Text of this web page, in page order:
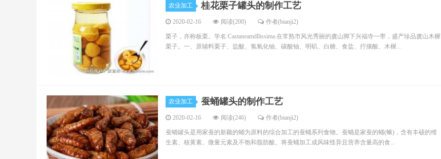
农业加工 桂花栗子罐头的制作工艺
2020-02-16 阅读(200) 作者(bianji2)
栗子，亦称板栗。学名:Castaneamdllissima.在常熟市风光秀丽的虞山脚下兴福寺一带，盛产珍品虞山木樨
栗子。一、原辅料栗子、盐酸、氢氧化铀、碳酸铀、明矶、白糖、食盐、拧攘酸、木樨...
农业加工 蚕蛹罐头的制作工艺
2020-02-16 阅读(246) 作者(bianji2)
蚕蛹罐头是用家蚕的新颖的蛹为原料的综合加工的蚕蛹系列食物。蚕蛹是家蚕的蛹(蛾)，含有丰硕的维
生素、核黄素、微量元素及不饱和脂肪酸。将蚕蛹加工成风味怪异且营养含量高的食...